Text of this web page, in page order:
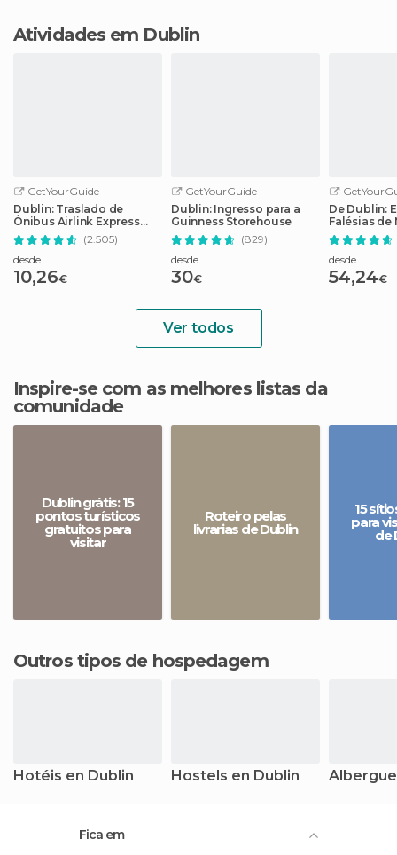
Atividades em Dublin
GetYourGuide
Dublin: Traslado de
Ônibus Airlink Express
de/para Aeroporto
(2.505)
desde
10,26€
GetYourGuide
Dublin: Ingresso para a
Guinness Storehouse
(829)
desde
30€
De Dublin:
Falésias de
Galway
desde
54,24€
Ver todos
Inspire-se com as melhores listas da
comunidade
Dublin grátis: 15
pontos turísticos
gratuitos para
visitar
Roteiro pelas
livrarias de Dublin
15
para
de
Outros tipos de hospedagem
Hotéis en Dublin Hostels en Dublin
Fica em